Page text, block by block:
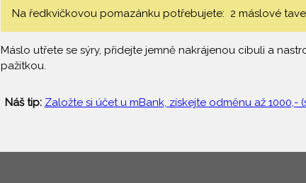
Na ředkvičkovou pomazánku potřebujete: 2 máslové
Máslo utřete se sýry, přidejte jemně nakrájenou cibuli a
pažitkou.
Náš tip: Založte si účet u mBank, získejte odměnu až 1000,-